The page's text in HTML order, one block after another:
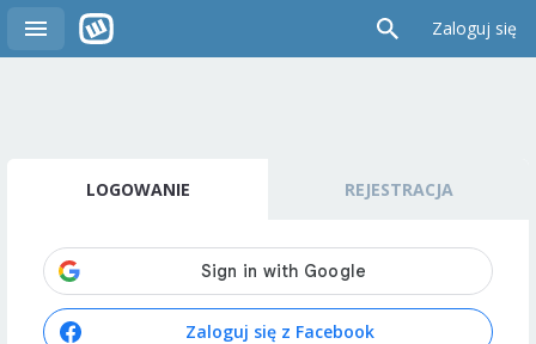
Zaloguj się
LOGOWANIE REJESTRACJA
Zaloguj się z Facebook